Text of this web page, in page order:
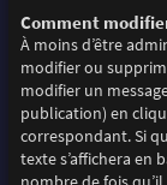
Comment
À moins d’être
modifier ou
modifier un
publication) en
correspondant. Si
texte s’affichera en